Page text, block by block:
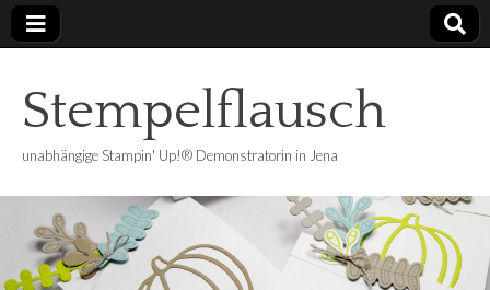
Stempelflausch
unabhängige Stampin' Up!® Demonstratorin in Jena